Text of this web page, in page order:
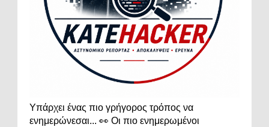
Υπάρχει ένας πιο γρήγορος τρόπος να
ενημερώνεσαι... 👀 Οι πιο ενημερωμένοι